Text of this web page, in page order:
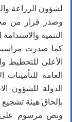
لشؤون الزراعة
وصدر قرار من
التنمية
كما صدرت مراسيم
الأعلى للتخطيط
العامة للتأمينات
الدولة للشؤون
بإلحاق هيئة تشجيع
ونص مرسوم على